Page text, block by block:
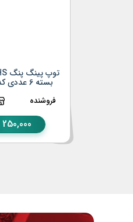
بسته 6 عددی کد DA02_001
فروشنده
250,000